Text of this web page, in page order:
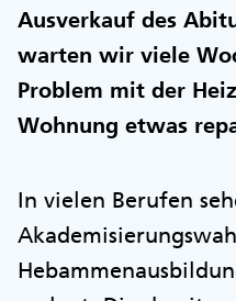
Ausverkauf des
warten wir viele
Problem mit der
Wohnung etwas
In vielen Berufen